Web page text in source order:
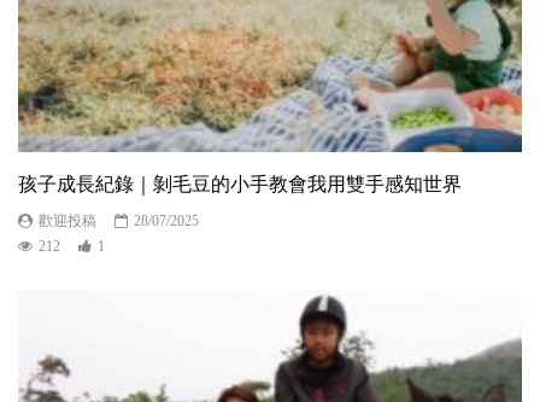
孩子成長紀錄｜剝毛豆的小手教會我用雙手感知世界
歡迎投稿
28/07/2025
212
1